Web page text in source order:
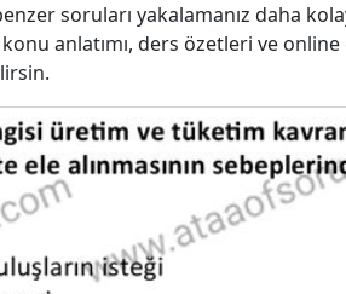
soruları yakalamanız daha
konu anlatımı, ders özetleri ve